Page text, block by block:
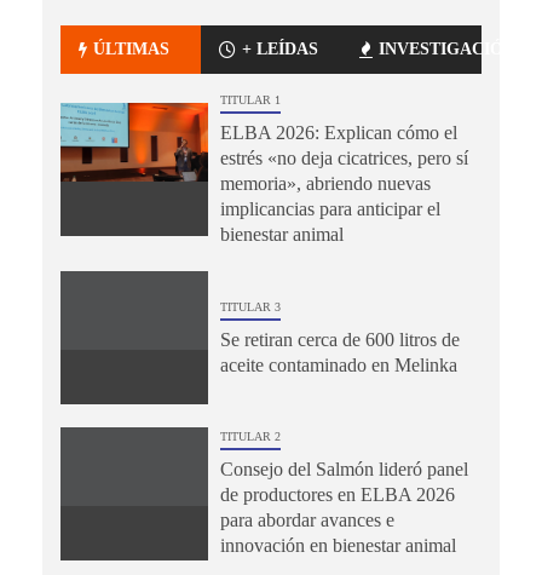
ÚLTIMAS + LEÍDAS INVESTIGACIÓN
TITULAR 1
ELBA 2026: Explican cómo el
estrés «no deja cicatrices, pero sí
memoria», abriendo nuevas
implicancias para anticipar el
bienestar animal
TITULAR 3
Se retiran cerca de 600 litros de
aceite contaminado en Melinka
TITULAR 2
Consejo del Salmón lideró panel
de productores en ELBA 2026
para abordar avances e
innovación en bienestar animal